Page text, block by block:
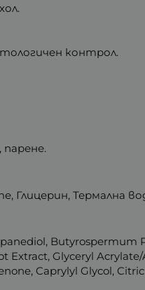
контрол.
Глицерин, Термална
Extract, Glyceryl
Caprylyl Glycol,